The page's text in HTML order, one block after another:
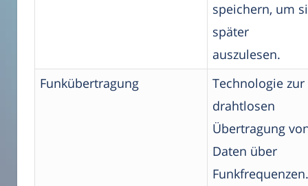
speichern, um
später
auszulesen.
Funkübertragung
Technologie zur
drahtlosen
Übertragung
Daten über
Funkfrequenzen.